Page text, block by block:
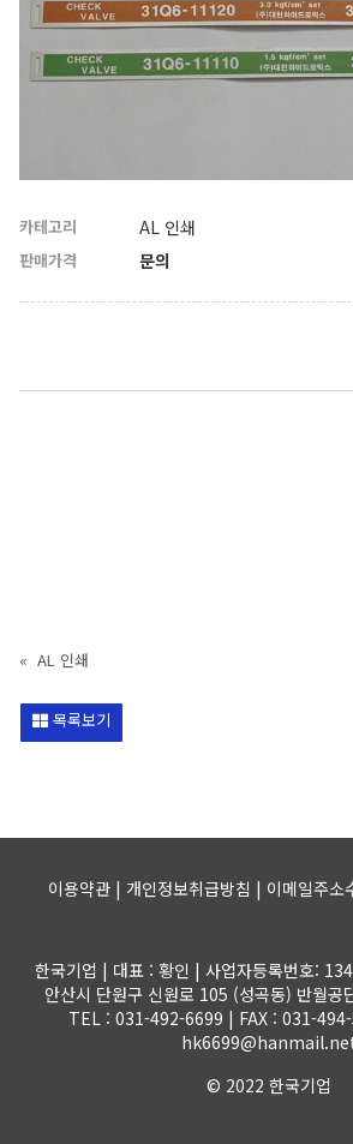
카테고리 AL 인쇄
판매가격
« AL 인쇄
목록보기
이용약관 | 개인정보취급방침 | 이메일주소
한국기업 | 대표 : 황인 | 사업자등록번호:
안산시 단원구 신원로 105 (성곡동) 반월
TEL : 031-492-6699 | FAX : 031-
© 2022 한국기업